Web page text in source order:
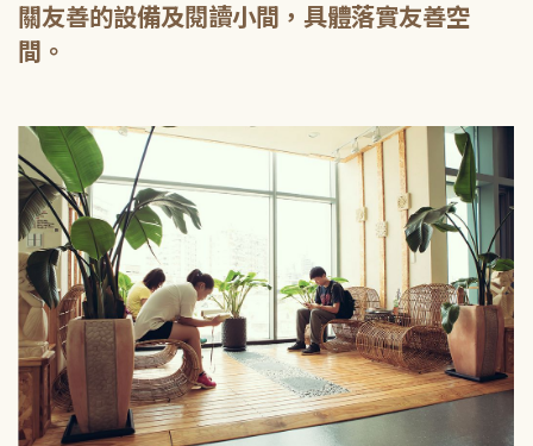
關友善的設備及閱讀小間，具體落實友善空
間。